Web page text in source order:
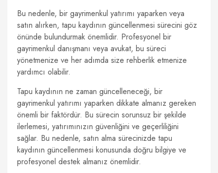
Bu nedenle, bir gayrimenkul yatırımı yaparken veya
satın alırken, tapu kaydının güncellenmesi sürecini göz
önünde bulundurmak önemlidir. Profesyonel bir
gayrimenkul danışmanı veya avukat, bu süreci
yönetmenize ve her adımda size rehberlik etmenize
yardımcı olabilir.
Tapu kaydının ne zaman güncelleneceği, bir
gayrimenkul yatırımı yaparken dikkate almanız gereken
önemli bir faktördür. Bu sürecin sorunsuz bir şekilde
ilerlemesi, yatırımınızın güvenliğini ve geçerliliğini
sağlar. Bu nedenle, satın alma sürecinizde tapu
kaydının güncellenmesi konusunda doğru bilgiye ve
profesyonel destek almanız önemlidir.